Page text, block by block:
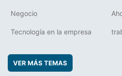
Negocio
Tecnología en la empresa
VER MÁS TEMAS